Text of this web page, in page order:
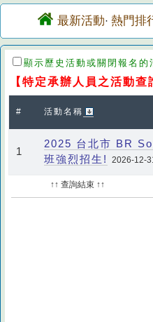
最新活動· 熱門排
顯示歷史活動或關閉報名的
【特定承辦人員之活動查
# 活動名稱
1
2025 台北市 BR
班強烈招生!
2026-12-
↑↑ 查詢結束 ↑↑